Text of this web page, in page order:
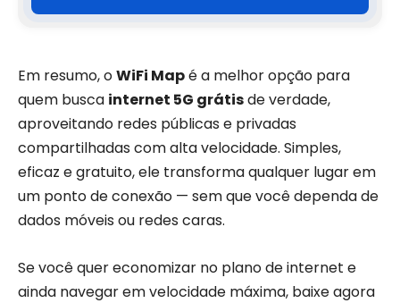
Em resumo, oWiFi Mapé a melhor opção para
quem busca internet 5G grátisde verdade,
aproveitando redes públicas e privadas
compartilhadas com alta velocidade. Simples,
eficaz e gratuito, ele transforma qualquer lugar em
um ponto de conexão — sem que você dependa de
dados móveis ou redes caras.
Se você quer economizar no plano de internet e
ainda navegar em velocidade máxima, baixe agora